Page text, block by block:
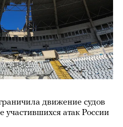
движение судов
атак России